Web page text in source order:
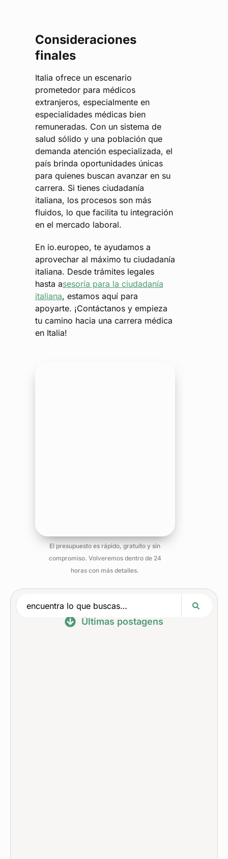
Últimas postagens
Consideraciones
finales
Italia ofrece un escenario
prometedor para médicos
extranjeros, especialmente en
especialidades médicas bien
remuneradas. Con un sistema de
salud sólido y una población que
demanda atención especializada, el
país brinda oportunidades únicas
para quienes buscan avanzar en su
carrera. Si tienes ciudadanía
italiana, los procesos son más
fluidos, lo que facilita tu integración
en el mercado laboral.
En io.europeo, te ayudamos a
aprovechar al máximo tu ciudadanía
italiana. Desde trámites legales
hasta asesoría para la ciudadanía
italiana, estamos aquí para
apoyarte. ¡Contáctanos y empieza
tu camino hacia una carrera médica
en Italia!
El presupuesto es rápido, gratuito y sin
compromiso. Volveremos dentro de 24
horas con más detalles.